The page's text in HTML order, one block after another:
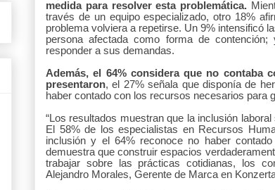
medida para resolver esta problemática.
través de un equipo especializado, otro 18%
problema volviera a repetirse. Un 9% intensificó
persona afectada como forma de
responder a sus demandas.
Además, el 64% considera que no contaba
presentaron, el 27% señala que disponía de
haber contado con los recursos necesarios para
“Los resultados muestran que la inclusión
El 58% de los especialistas en Recursos
inclusión y el 64% reconoce no haber
demuestra que construir espacios
trabajar sobre las prácticas cotidianas, los
Alejandro Morales, Gerente de Marca en